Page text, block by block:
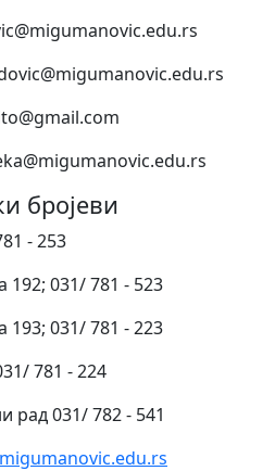
бројеви
- 253
192; 031/ 781 - 523
193; 031/ 781 - 223
781 - 224
рад 031/ 782 - 541